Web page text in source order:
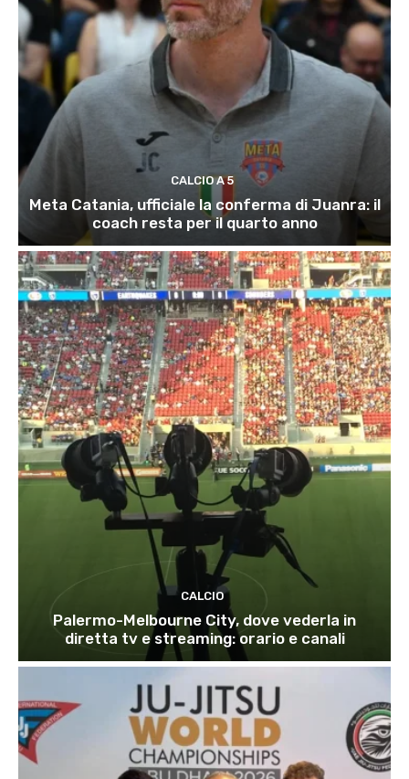
CALCIO A 5
Meta Catania, ufficiale la conferma di Juanra: il
coach resta per il quarto anno
CALCIO
Palermo-Melbourne City, dove vederla in
diretta tv e streaming: orario e canali